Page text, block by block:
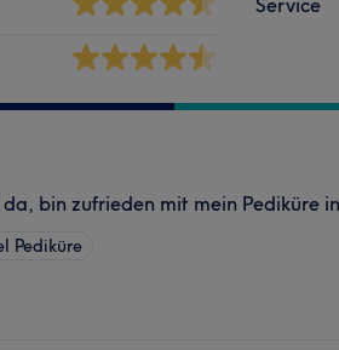
bin zufrieden mit mein Pediküre
Pediküre